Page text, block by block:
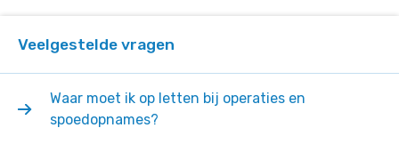
Veelgestelde vragen
Waar moet ik op letten bij operaties en
spoedopnames?